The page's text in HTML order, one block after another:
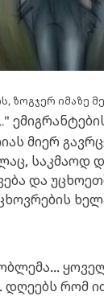
ზოგჯერ იმაზე
"
მიერ
საკმაოდ
და
დღეებს რომ